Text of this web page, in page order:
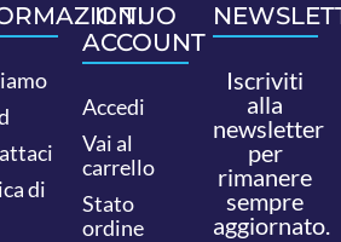
di
IL TUO
ACCOUNT
Accedi
Vai al
carrello
Stato
ordine
Iscriviti
alla
newsletter
per
rimanere
sempre
aggiornato.